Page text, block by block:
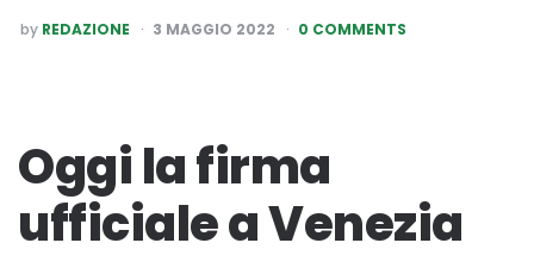
POSTED
BY
by REDAZIONE 3 MAGGIO 2022 0 COMMENTS
Oggi la firma
ufficiale a Venezia